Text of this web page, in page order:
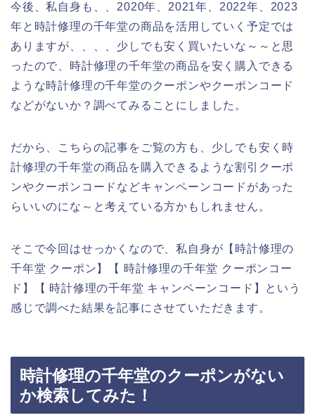
今後、私自身も、、2020年、2021年、2022年、2023
年と時計修理の千年堂の商品を活用していく予定では
ありますが、、、、少しでも安く買いたいな～～と思
ったので、時計修理の千年堂の商品を安く購入できる
ような時計修理の千年堂のクーポンやクーポンコード
などがないか？調べてみることにしました。
だから、こちらの記事をご覧の方も、少しでも安く時
計修理の千年堂の商品を購入できるような割引クーポ
ンやクーポンコードなどキャンペーンコードがあった
らいいのにな～と考えている方かもしれません。
そこで今回はせっかくなので、私自身が【時計修理の
千年堂 クーポン】【 時計修理の千年堂 クーポンコー
ド】【 時計修理の千年堂 キャンペーンコード】という
感じで調べた結果を記事にさせていただきます。
時計修理の千年堂のクーポンがない
か検索してみた！